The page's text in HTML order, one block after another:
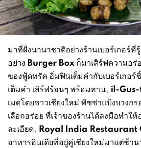
มาที่ฝั่งนานาชาติอย่างร้านเบอร์เกอร์ที่
อย่าง Burger Box ก็มาเสิร์ฟความอร่
ของฟู้ดทรัค อิ่มฟินเต็มคำกับเบอร์เกอ
เต็มคำ เสิร์ฟร้อนๆ พร้อมทาน, il-
เมดโดยชาวเชียงใหม่ พิซซ่าแป้งบางก
เลือกอร่อย ที่เจ้าของร้านได้ลงมือทำให้
ละเอียด, Royal India Restaurant
อาหารอินเดียที่อยู่คู่เชียงใหม่มาแต่ช้า